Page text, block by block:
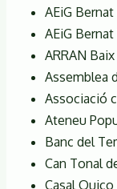
AEiG Bernat
AEiG
ARRAN
Assemblea
Associació
Ateneu
Banc del
Can Tonal
Casal Quico